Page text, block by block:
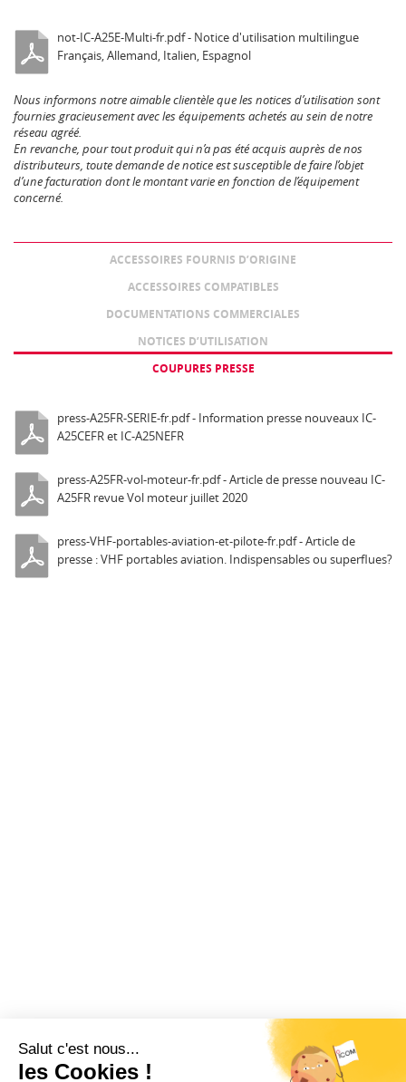
not-IC-A25E-Multi-fr.pdf - Notice d'utilisation multilingue
Français, Allemand, Italien, Espagnol
Nous informons notre aimable clientèle que les notices d’utilisation sont
fournies gracieusement avec les équipements achetés au sein de notre
réseau agréé.
En revanche, pour tout produit qui n’a pas été acquis auprès de nos
distributeurs, toute demande de notice est susceptible de faire l’objet
d’une facturation dont le montant varie en fonction de l’équipement
concerné.
ACCESSOIRES FOURNIS D’ORIGINE
ACCESSOIRES COMPATIBLES
DOCUMENTATIONS COMMERCIALES
NOTICES D’UTILISATION
COUPURES PRESSE
press-A25FR-SERIE-fr.pdf - Information presse nouveaux IC-
A25CEFR et IC-A25NEFR
press-A25FR-vol-moteur-fr.pdf - Article de presse nouveau IC-
A25FR revue Vol moteur juillet 2020
press-VHF-portables-aviation-et-pilote-fr.pdf - Article de
presse : VHF portables aviation. Indispensables ou superflues?
Restez informé !Abonnez-vous à la newsletter et recevez